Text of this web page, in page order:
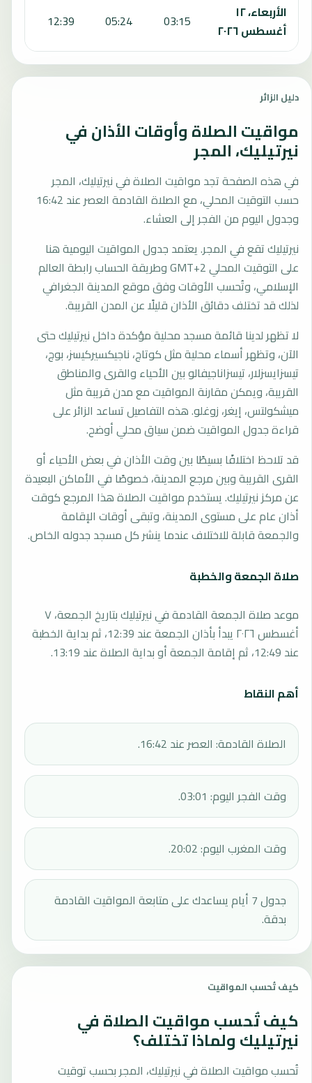
الأربعاء، ١٢
أغسطس ٢٠٢٦
03:15
05:24
12:39
دليل الزائر
مواقيت الصلاة وأوقات الأذان في
نيرتيليك، المجر
في هذه الصفحة تجد مواقيت الصلاة في نيرتيليك، المجر
حسب التوقيت المحلي، مع الصلاة القادمة العصر عند 16:42
وجدول اليوم من الفجر إلى العشاء.
نيرتيليك تقع في المجر. يعتمد جدول المواقيت اليومية هنا
على التوقيت المحلي GMT+2 وطريقة الحساب رابطة العالم
الإسلامي، وتُحسب الأوقات وفق موقع المدينة الجغرافي
لذلك قد تختلف دقائق الأذان قليلًا عن المدن القريبة.
لا تظهر لدينا قائمة مسجد محلية مؤكدة داخل نيرتيليك حتى
الآن، وتظهر أسماء محلية مثل كوتاج، ناجيكسيركيسز، بوج،
تيسزايسزلار، تيسزاناجيفالو بين الأحياء والقرى والمناطق
القريبة، ويمكن مقارنة المواقيت مع مدن قريبة مثل
ميشكولتس، إيغر، زوغلو. هذه التفاصيل تساعد الزائر على
قراءة جدول المواقيت ضمن سياق محلي أوضح.
قد تلاحظ اختلافًا بسيطًا بين وقت الأذان في بعض الأحياء أو
القرى القريبة وبين مرجع المدينة، خصوصًا في الأماكن البعيدة
عن مركز نيرتيليك. يستخدم مواقيت الصلاة هذا المرجع كوقت
أذان عام على مستوى المدينة، وتبقى أوقات الإقامة
والجمعة قابلة للاختلاف عندما ينشر كل مسجد جدوله الخاص.
صلاة الجمعة والخطبة
موعد صلاة الجمعة القادمة في نيرتيليك بتاريخ الجمعة، ٧
أغسطس ٢٠٢٦ يبدأ بأذان الجمعة عند 12:39، ثم بداية الخطبة
عند 12:49، ثم إقامة الجمعة أو بداية الصلاة عند 13:19.
أهم النقاط
الصلاة القادمة: العصر عند 16:42.
وقت الفجر اليوم: 03:01.
وقت المغرب اليوم: 20:02.
جدول 7 أيام يساعدك على متابعة المواقيت القادمة
بدقة.
كيف تُحسب المواقيت
كيف تُحسب مواقيت الصلاة في
نيرتيليك ولماذا تختلف؟
تُحسب مواقيت الصلاة في نيرتيليك، المجر بحسب توقيت